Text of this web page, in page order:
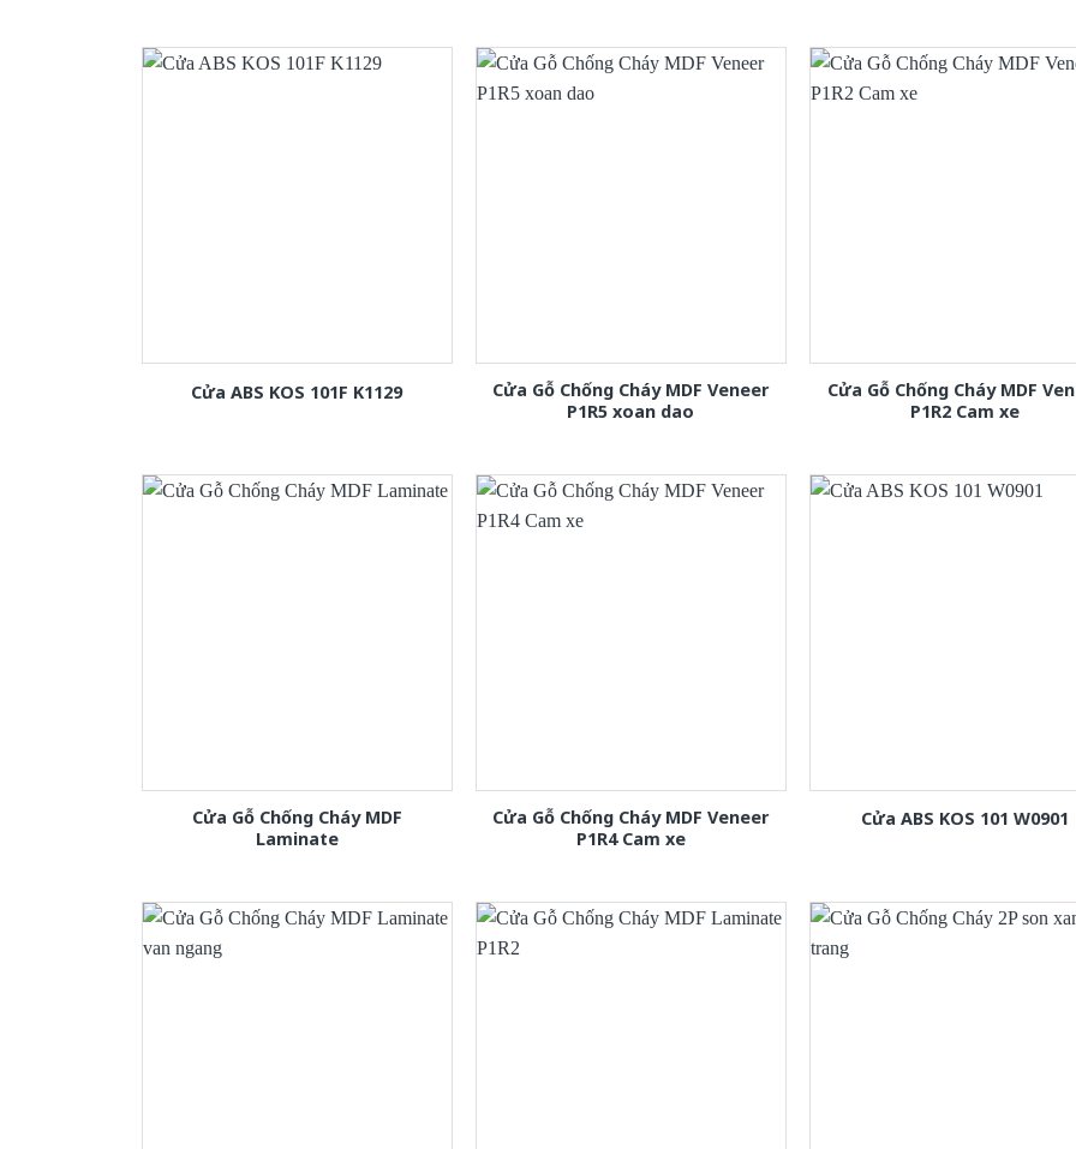
Cửa ABS KOS 101F K1129
Cửa Gỗ Chống Cháy MDF Veneer
P1R5 xoan dao
Cửa Gỗ Chống Cháy MDF
P1R2 Cam xe
Cửa Gỗ Chống Cháy MDF
Laminate
Cửa Gỗ Chống Cháy MDF Veneer
P1R4 Cam xe
Cửa ABS KOS 101 W0901